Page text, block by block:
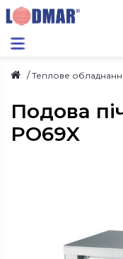
Теплове
Подова
PO69X